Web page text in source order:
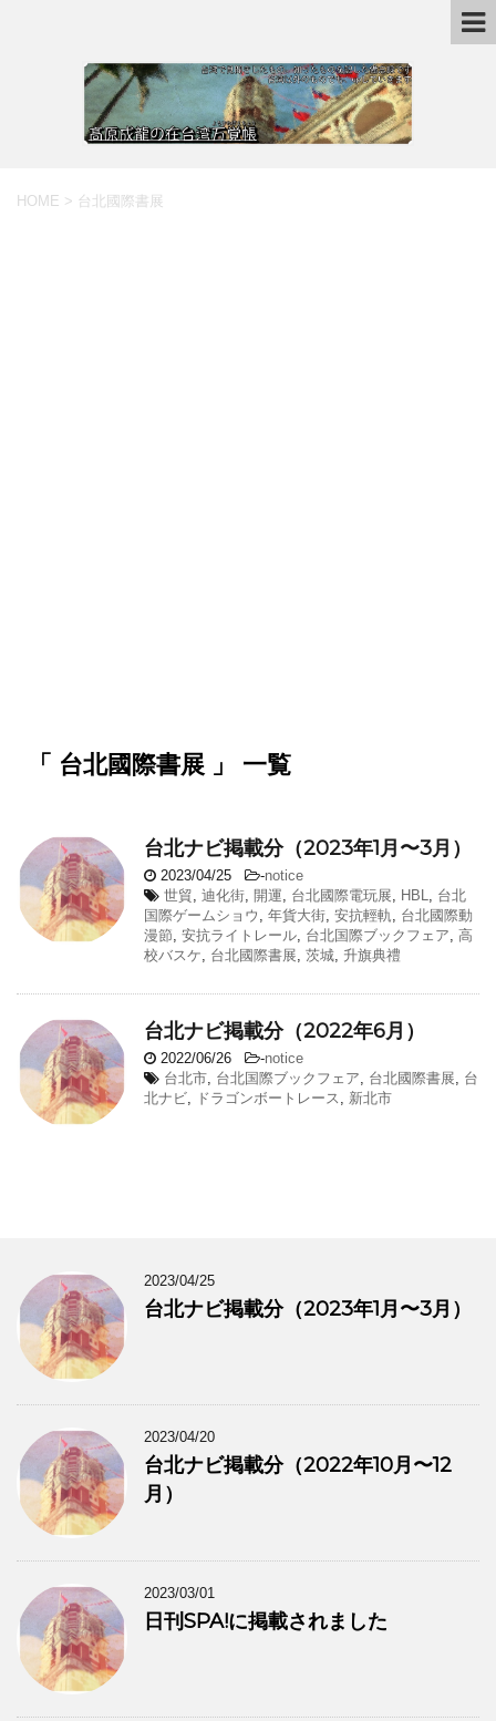
HOME > 台北國際書展
「 台北國際書展 」 一覧
台北ナビ掲載分（2023年1月〜3月）
2023/04/25 -notice
世貿 迪化街 開運 台北國際電玩展 HBL
台北
国際ゲームショウ
年貨大街 安抗輕軌
台北國際動
漫節 安抗ライトレール 台北国際ブックフェア 高
校バスケ
台北國際書展 茨城 升旗典禮
台北ナビ掲載分（2022年6月）
2022/06/26 -notice
台北市 台北国際ブックフェア 台北國際書展
台
北ナビ
ドラゴンボートレース 新北市
2023/04/25
台北ナビ掲載分（2023年1月〜3月）
2023/04/20
台北ナビ掲載分（2022年10月〜12
月）
2023/03/01
日刊SPA!に掲載されました